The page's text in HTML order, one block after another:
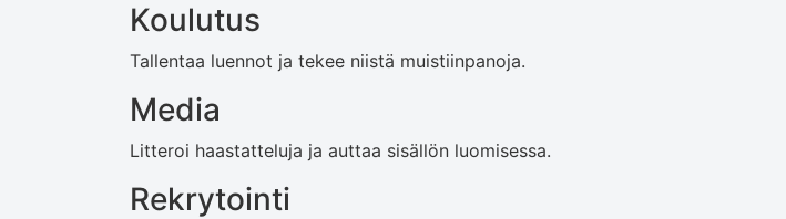
Koulutus
Tallentaa luennot ja tekee niistä muistiinpanoja.
Media
Litteroi haastatteluja ja auttaa sisällön luomisessa.
Rekrytointi